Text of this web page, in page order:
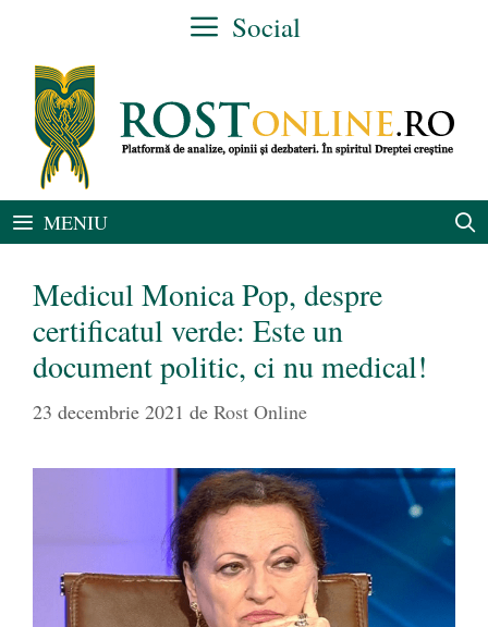
conținut
Social
MENIU
Medicul Monica Pop, despre
certificatul verde: Este un
document politic, ci nu medical!
23 decembrie 2021 de Rost Online